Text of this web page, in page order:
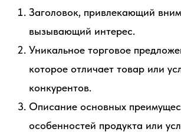
Заголовок, привлекающий
вызывающий интерес.
Уникальное торговое
которое отличает товар или
конкурентов.
Описание основных
особенностей продукта или